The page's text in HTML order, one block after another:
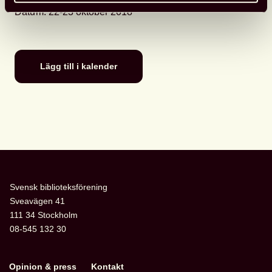
Datum: 22-23 oktober 2018
Lägg till i kalender
Svensk biblioteksförening
Sveavägen 41
111 34 Stockholm
08-545 132 30
Opinion & press Kontakt